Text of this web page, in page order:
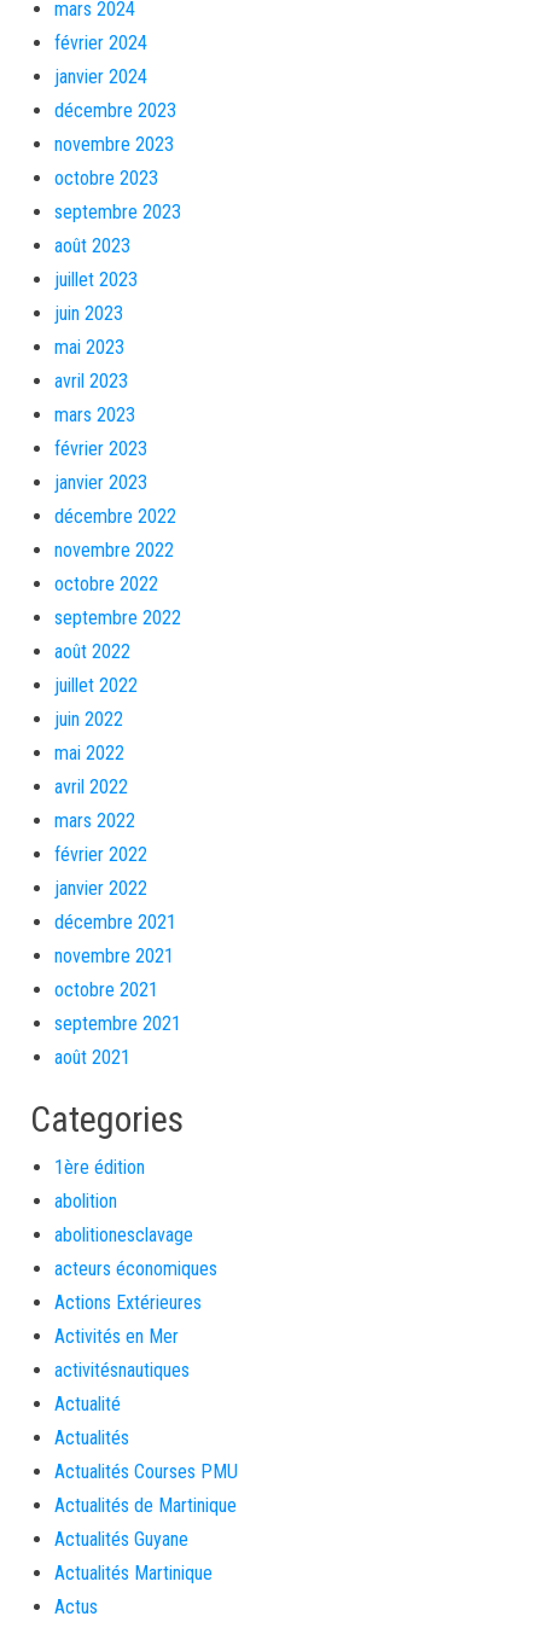
mars 2024
février 2024
janvier 2024
décembre 2023
novembre 2023
octobre 2023
septembre 2023
août 2023
juillet 2023
juin 2023
mai 2023
avril 2023
mars 2023
février 2023
janvier 2023
décembre 2022
novembre 2022
octobre 2022
septembre 2022
août 2022
juillet 2022
juin 2022
mai 2022
avril 2022
mars 2022
février 2022
janvier 2022
décembre 2021
novembre 2021
octobre 2021
septembre 2021
août 2021
Categories
1ère édition
abolition
abolitionesclavage
acteurs économiques
Actions Extérieures
Activités en Mer
activitésnautiques
Actualité
Actualités
Actualités Courses PMU
Actualités de Martinique
Actualités Guyane
Actualités Martinique
Actus